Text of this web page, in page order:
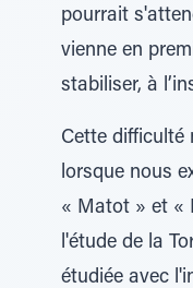
pourrait
vienne en
stabiliser, à
Cette difficulté
lorsque nous
« Matot » et «
l'étude de la
étudiée avec